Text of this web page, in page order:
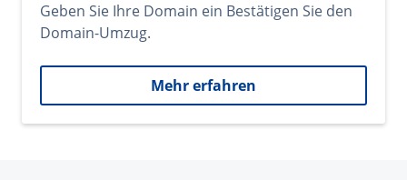
Geben Sie Ihre Domain ein Bestätigen Sie den
Domain-Umzug.
Mehr erfahren